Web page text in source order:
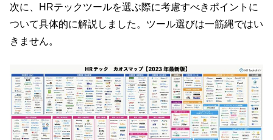
次に、HRテックツールを選ぶ際に考慮すべきポイントに
ついて具体的に解説しました。ツール選びは一筋縄ではい
きません。